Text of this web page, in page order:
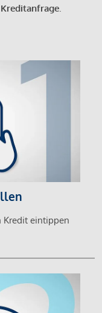
.
Kredit eintippen